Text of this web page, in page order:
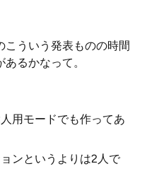
こういう発表ものの時間
るかなって。
用モードでも作ってあ
ンというよりは2人で